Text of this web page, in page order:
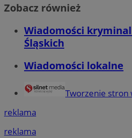
Zobacz również
Wiadomości
Śląskich
Wiadomości lokalne
Tworzenie stron
reklama
reklama